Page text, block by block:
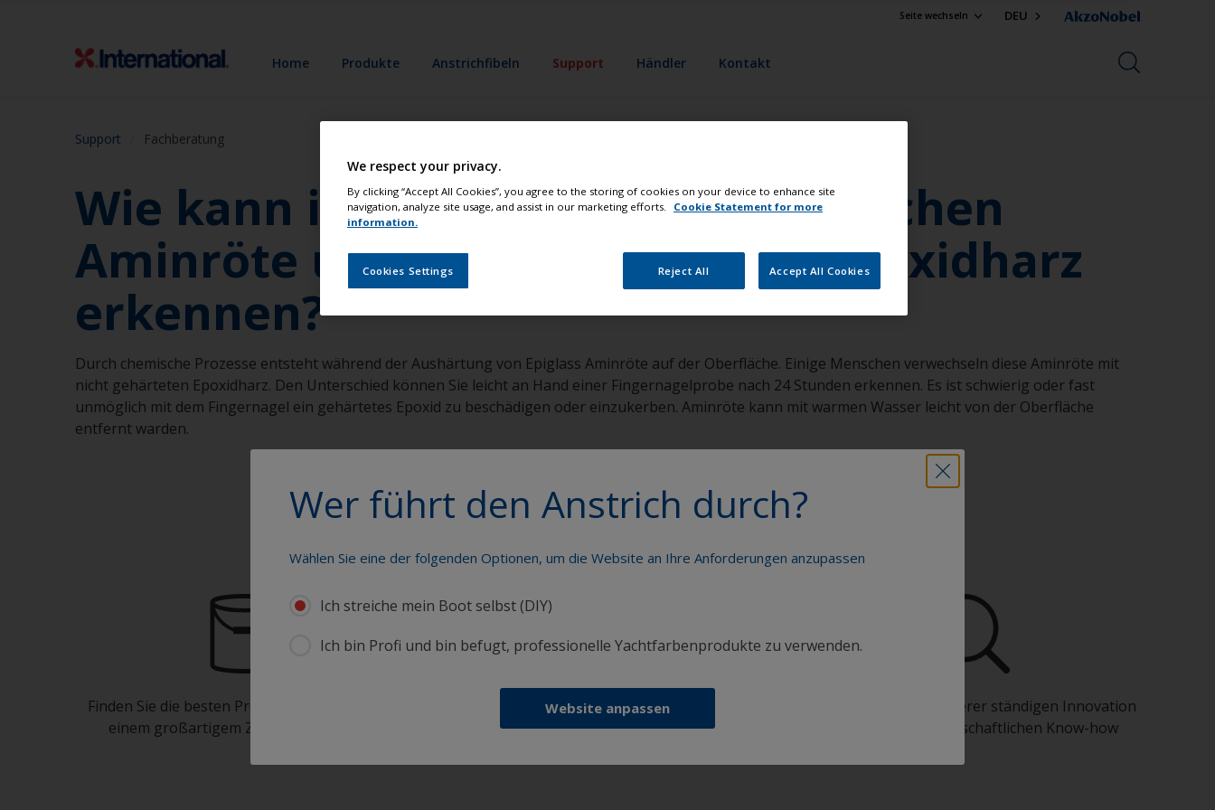
Seite wechseln DEU
Home Produkte Anstrichfibeln Support Händler Kontakt
Support Fachberatung
Wie kann ich den Unterschied zwischen
Aminröte und nicht gehärteten Epoxidharz
erkennen?
Durch chemische Prozesse entsteht während der Aushärtung von Epiglass Aminröte auf der Oberfläche. Einige Menschen verwechseln diese Aminröte mit
nicht gehärteten Epoxidharz. Den Unterschied können Sie leicht an Hand einer Fingernagelprobe nach 24 Stunden erkennen. Es ist schwierig oder fast
unmöglich mit dem Fingernagel ein gehärtetes Epoxid zu beschädigen oder einzukerben. Aminröte kann mit warmen Wasser leicht von der Oberfläche
entfernt warden.
Wer führt den Anstrich durch?
Wählen Sie eine der folgenden Optionen, um die Website an Ihre Anforderungen anzupassen
Ich streiche mein Boot selbst (DIY)
Ich bin Profi und bin befugt, professionelle Yachtfarbenprodukte zu verwenden.
Website anpassen
Finden Sie die besten Produkte, um Ihr Boot in
einem großartigem Zustand zu erhalten
Erhalten Sie allen notwendigen Support, um
Anstricharbeiten mit Zuversicht auszuführen
Profitieren Sie von unserer ständigen Innovation
und unserem wissenschaftlichen Know-how
We respect your privacy.
By clicking “Accept All Cookies”, you agree to the storing of cookies on your device to enhance site
navigation, analyze site usage, and assist in our marketing efforts.
Cookie Statement for more
information.
Cookies Settings Reject All Accept All Cookies